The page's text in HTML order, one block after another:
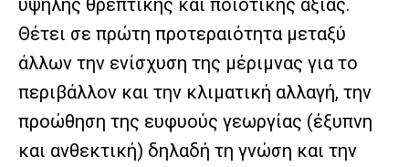
Θέτει σε πρώτη προτεραιότητα μεταξύ
άλλων την ενίσχυση της μέριμνας για το
περιβάλλον και την κλιματική αλλαγή, την
προώθηση της ευφυούς γεωργίας (έξυπνη
και ανθεκτική) δηλαδή τη γνώση και την